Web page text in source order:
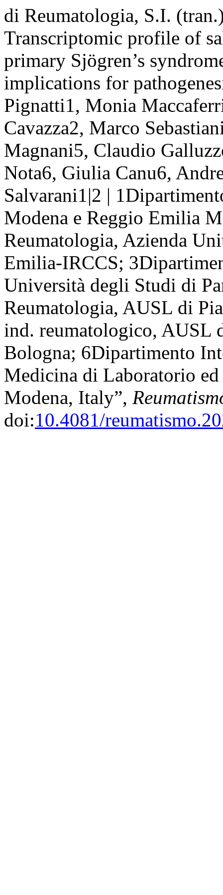
di Reumatologia, S.I.
Transcriptomic profile of
primary Sjögren’s
implications for
Pignatti1, Monia
Cavazza2, Marco
Magnani5, Claudio
Nota6, Giulia Canu6,
Salvarani1|2 |
Modena e Reggio Emilia
Reumatologia, Azienda
Emilia-IRCCS;
Università degli Studi di
Reumatologia, AUSL di
ind. reumatologico, AUSL
Bologna; 6Dipartimento
Medicina di Laboratorio
Modena, Italy”,
doi:10.4081/